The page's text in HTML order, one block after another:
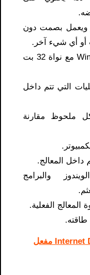
ويعمل بصمت دون
أو أي شيء آخر.
تعمل جميع إصدارات Windows مع نواة 32 بت
التي تتم داخل
ملحوظ مقارنة
داخل المعالج.
والبرامج
الفعلية.
طاقته.
برنامج Internet Download Manager مفعل